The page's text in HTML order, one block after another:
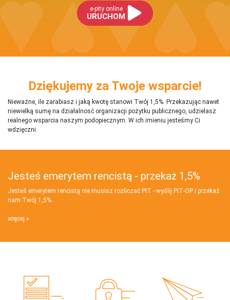
e-pity online
URUCHOM
Dziękujemy za Twoje wsparcie!
Nieważne, ile zarabiasz i jaką kwotę stanowi Twój 1,5%. Przekazując nawet
niewielką sumę na działalnosć organizacji pożytku publicznego, udzielasz
realnego wsparcia naszym podopiecznym. W ich imieniu jesteśmy Ci
wdzięczni.
Jesteś emerytem rencistą - przekaż 1,5%
Jesteś emerytem rencistą nie musisz rozliczać PIT - wyślij PIT‑OP i przekaż
nam Twój 1,5%
więcej